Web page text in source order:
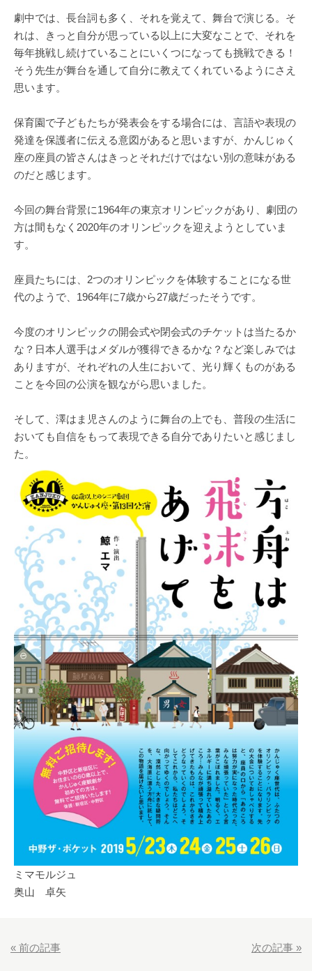
劇中では、長台詞も多く、それを覚えて、舞台で演じる。そ
れは、きっと自分が思っている以上に大変なことで、それを
毎年挑戦し続けていることにいくつになっても挑戦できる！
そう先生が舞台を通して自分に教えてくれているようにさえ
思います。
保育園で子どもたちが発表会をする場合には、言語や表現の
発達を保護者に伝える意図があると思いますが、かんじゅく
座の座員の皆さんはきっとそれだけではない別の意味がある
のだと感じます。
今回の舞台背景に1964年の東京オリンピックがあり、劇団の
方は間もなく2020年のオリンピックを迎えようとしていま
す。
座員たちには、2つのオリンピックを体験することになる世
代のようで、1964年に7歳から27歳だったそうです。
今度のオリンピックの開会式や閉会式のチケットは当たるか
な？日本人選手はメダルが獲得できるかな？など楽しみでは
ありますが、それぞれの人生において、光り輝くものがある
ことを今回の公演を観ながら思いました。
そして、澤はま児さんのように舞台の上でも、普段の生活に
おいても自信をもって表現できる自分でありたいと感じまし
た。
ミマモルジュ
奥山 卓矢
« 前の記事 次の記事 »